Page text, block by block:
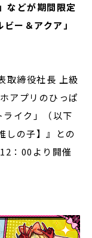
などが期間限定
ー＆アクア」
取締役社長 上級
アプリのひっぱ
ライク」（以下
しの子】』との
：00より開催